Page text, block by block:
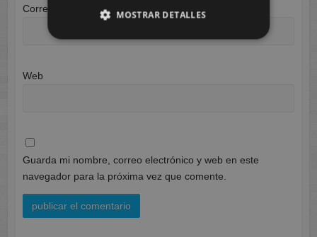
Correo electrónico*
Web
Guarda mi nombre, correo electrónico y web en este
navegador para la próxima vez que comente.
MOSTRAR DETALLES